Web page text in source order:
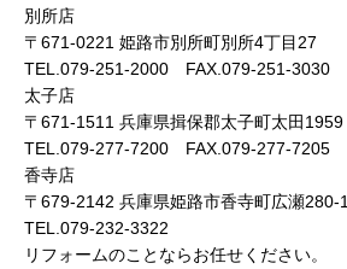
別所店
〒671-0221 姫路市別所町別所4丁目27
TEL.079-251-2000 FAX.079-251-3030
太子店
〒671-1511 兵庫県揖保郡太子町太田1959
TEL.079-277-7200 FAX.079-277-7205
香寺店
〒679-2142 兵庫県姫路市香寺町広瀬280-1
TEL.079-232-3322
リフォームのことならお任せください。